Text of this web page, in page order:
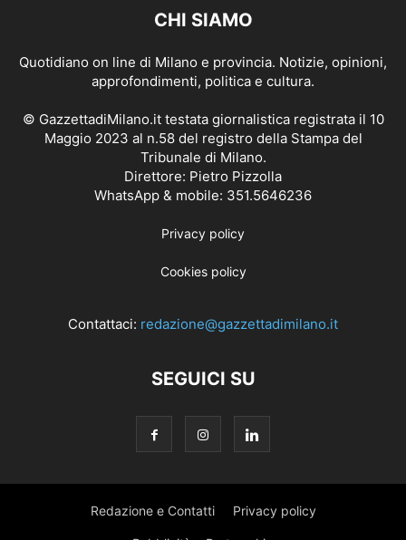
CHI SIAMO
Quotidiano on line di Milano e provincia. Notizie, opinioni,
approfondimenti, politica e cultura.
© GazzettadiMilano.it testata giornalistica registrata il 10
Maggio 2023 al n.58 del registro della Stampa del
Tribunale di Milano.
Direttore: Pietro Pizzolla
WhatsApp & mobile: 351.5646236
Privacy policy
Cookies policy
Contattaci: redazione@gazzettadimilano.it
SEGUICI SU
Redazione e Contatti Privacy policy